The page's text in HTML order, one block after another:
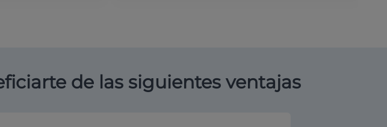
de las siguientes ventajas